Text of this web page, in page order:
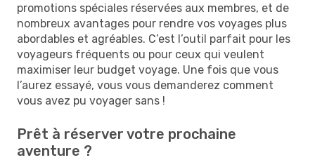
promotions spéciales réservées aux membres, et de
nombreux avantages pour rendre vos voyages plus
abordables et agréables. C’est l’outil parfait pour les
voyageurs fréquents ou pour ceux qui veulent
maximiser leur budget voyage. Une fois que vous
l’aurez essayé, vous vous demanderez comment
vous avez pu voyager sans !
Prêt à réserver votre prochaine
aventure ?